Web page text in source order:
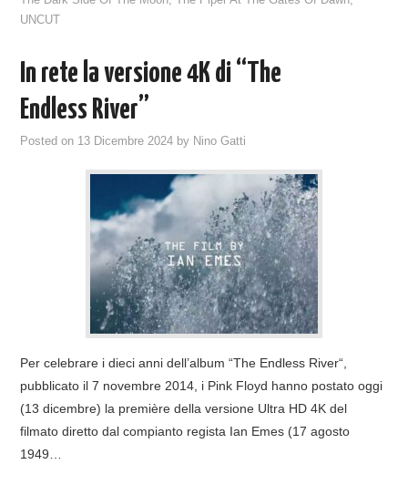
UNCUT
In rete la versione 4K di “The
Endless River”
Posted on 13 Dicembre 2024 by Nino Gatti
Per celebrare i dieci anni dell’album “The Endless River“,
pubblicato il 7 novembre 2014, i Pink Floyd hanno postato oggi
(13 dicembre) la première della versione Ultra HD 4K del
filmato diretto dal compianto regista Ian Emes (17 agosto
1949…